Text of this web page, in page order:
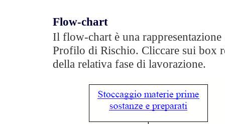
Flow-chart
Il flow-chart è una rappresentazione
Profilo di Rischio. Cliccare sui box
della relativa fase di lavorazione.